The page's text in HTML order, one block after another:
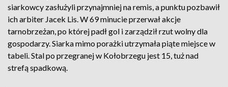
siarkowcy zasłużyli przynajmniej na remis, a punktu pozbawił
ich arbiter Jacek Lis. W 69 minucie przerwał akcje
tarnobrzeżan, po której padł gol i zarządził rzut wolny dla
gospodarzy. Siarka mimo porażki utrzymała piąte miejsce w
tabeli. Stal po przegranej w Kołobrzegu jest 15, tuż nad
strefą spadkową.